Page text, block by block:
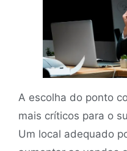
A escolha do ponto
mais críticos para o
Um local adequado